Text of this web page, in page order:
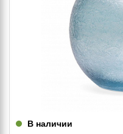
В наличии